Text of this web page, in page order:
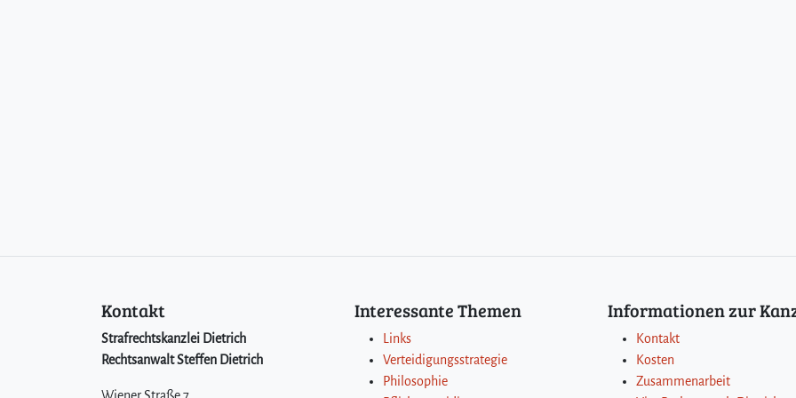
Kontakt
Strafrechtskanzlei Dietrich
Rechtsanwalt Steffen Dietrich
Interessante Themen
Links
Verteidigungsstrategie
Philosophie
Informationen zur
Kontakt
Kosten
Zusammenarbeit